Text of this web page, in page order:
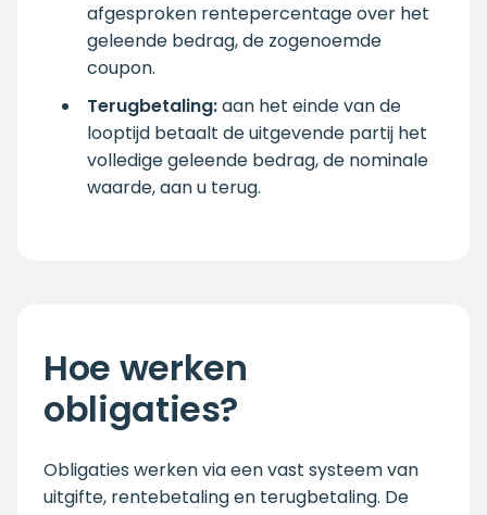
afgesproken rentepercentage over het
geleende bedrag, de zogenoemde
coupon.
Terugbetaling:aan het einde van de
looptijd betaalt de uitgevende partij het
volledige geleende bedrag, de nominale
waarde, aan u terug.
Hoe werken
obligaties?
Obligaties werken via een vast systeem van
uitgifte, rentebetaling en terugbetaling. De